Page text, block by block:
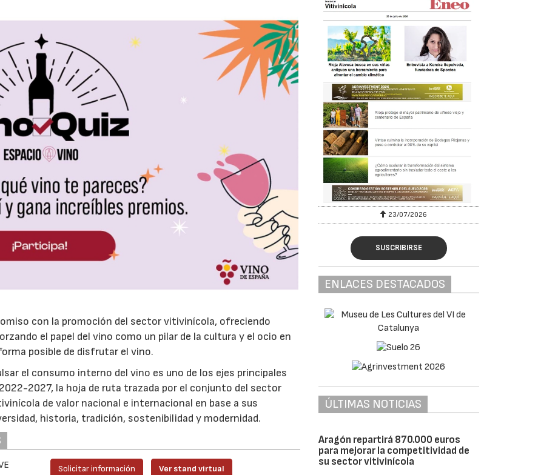
con la promoción del sector vitivinícola, ofreciendo
el papel del vino como un pilar de la cultura y el ocio en
posible de disfrutar el vino.
el consumo interno del vino es uno de los ejes principales
2027, la hoja de ruta trazada por el conjunto del sector
de valor nacional e internacional en base a sus
historia, tradición, sostenibilidad y modernidad.
Solicitar información Ver stand virtual
23/07/2026 30/07/2026 23/07/2026
SUSCRIBIRSE
ENLACES DESTACADOS
ÚLTIMAS NOTICIAS
Aragón repartirá 870.000 euros
para mejorar la competitividad de
su sector vitivinícola